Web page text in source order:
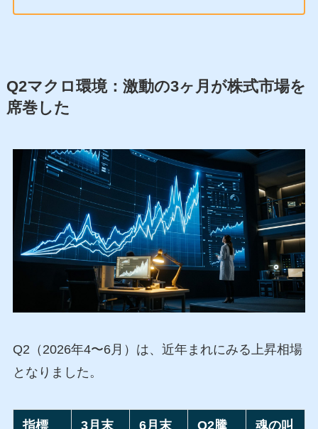
Q2マクロ環境：激動の3ヶ月が株式市場を
席巻した
Q2（2026年4〜6月）は、近年まれにみる上昇相場
となりました。
指標
3月末
6月末
Q2騰
魂の叫